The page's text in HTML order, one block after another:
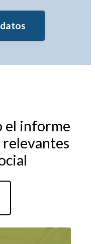
el informe
relevantes